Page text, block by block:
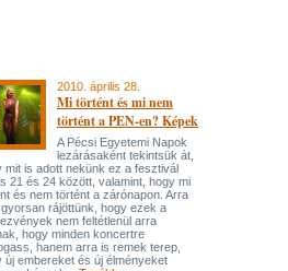
2010. április 28.
Mi történt és mi nem
történt a PEN-en? Képek
A Pécsi Egyetemi Napok
lezárásaként tekintsük át,
mit is adott nekünk ez a fesztivál
21 és 24 között, valamint, hogy mi
és nem történt a zárónapon. Arra
rájöttünk, hogy ezek a
nem feltétlenül arra
hogy minden koncertre
hanem arra is remek terep,
új embereket és új élményeket